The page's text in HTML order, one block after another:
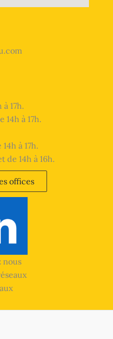
17h.
à 17h.
à 17h.
de 14h à 16h.
offices
nous